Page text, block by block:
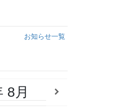
お知らせ一覧
8月